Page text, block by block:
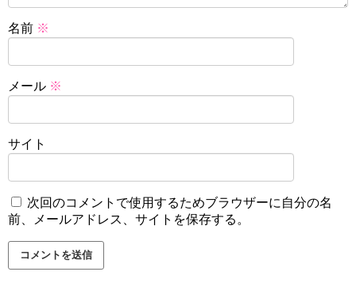
名前 ※
メール ※
サイト
次回のコメントで使用するためブラウザーに自分の名
前、メールアドレス、サイトを保存する。